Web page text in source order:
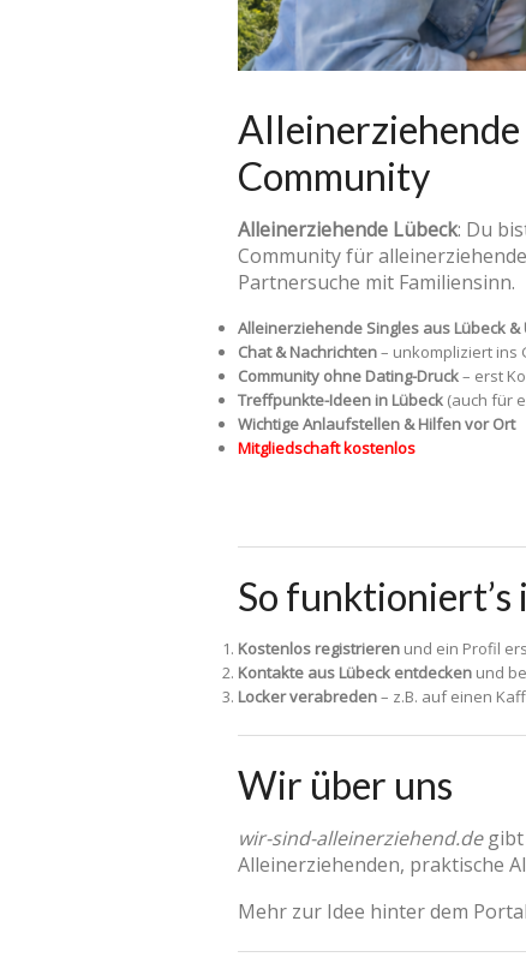
Alleinerziehende
Community
Alleinerziehende Lübeck: Du
Community für
Partnersuche mit Familiensinn.
Alleinerziehende Singles aus Lübeck
Chat & Nachrichten– unkompliziert ins
Community ohne Dating-Druck– erst
Treffpunkte-Ideen in Lübeck (auch für
Wichtige Anlaufstellen & Hilfen vor Ort
Mitgliedschaft kostenlos
So funktioniert’s
Kostenlos registrieren und ein Profil
Kontakte aus Lübeck entdecken und
Locker verabreden– z.B. auf einen
Wir über uns
wir-sind-alleinerziehend.degibt
Alleinerziehenden, praktische
Mehr zur Idee hinter dem